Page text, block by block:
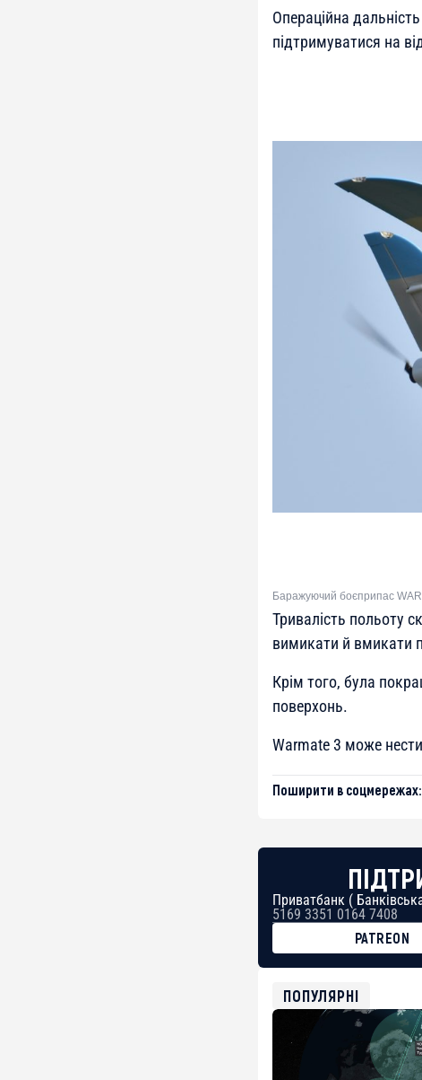
Операційна
підтримуватися на
Баражуючий боєприпас
Тривалість польоту
вимикати й вмикати
Крім того, була
поверхонь.
Warmate 3 може
Поширити в соцмережах:
Приватбанк (
5169 3351 0164 7408
PATREON
USDT
ETH
ПОПУЛЯРНІ